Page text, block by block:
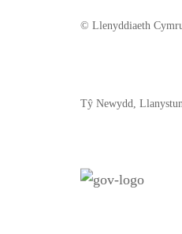
© Llenyddiaeth
Tŷ Newydd ,